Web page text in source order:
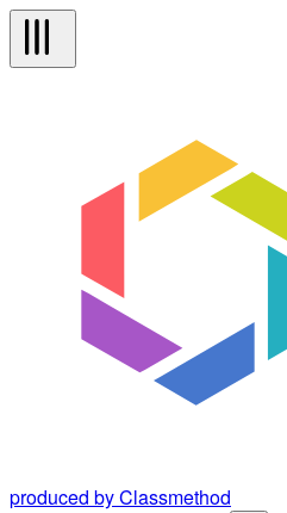
produced by Classmethod